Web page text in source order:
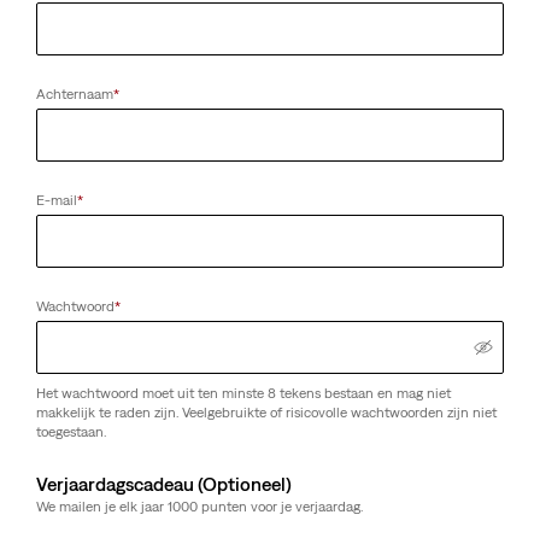
Achternaam*
E-mail*
Wachtwoord*
Het wachtwoord moet uit ten minste 8 tekens bestaan en mag niet
makkelijk te raden zijn. Veelgebruikte of risicovolle wachtwoorden zijn niet
toegestaan.
Verjaardagscadeau (Optioneel)
We mailen je elk jaar 1000 punten voor je verjaardag.